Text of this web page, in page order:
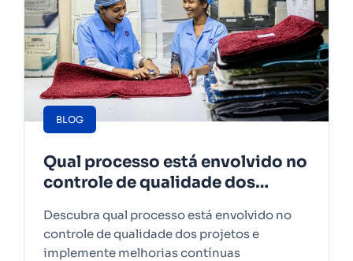
BLOG
Qual processo está envolvido no
controle de qualidade dos
Descubra qual processo está envolvido no
controle de qualidade dos projetos e
implemente melhorias contínuas